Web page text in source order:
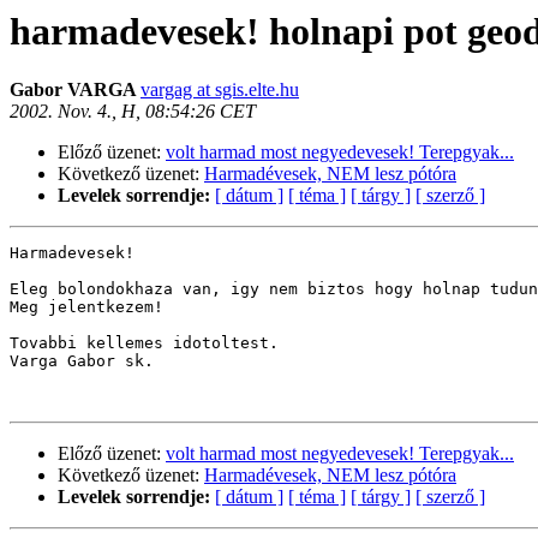
harmadevesek! holnapi pot
Gabor VARGAvargag at sgis.elte.hu
2002. Nov. 4., H, 08:54:26 CET
Előző üzenet: volt harmad most negyedevesek! Terepgyak...
Következő üzenet: Harmadévesek, NEM lesz pótóra
Levelek sorrendje: [ dátum ] [ téma ] [ tárgy ] [ szerző ]
Harmadevesek!
Eleg bolondokhaza van, igy nem biztos hogy holnap
Meg jelentkezem!
Tovabbi kellemes idotoltest.
Varga Gabor sk.
Előző üzenet: volt harmad most negyedevesek! Terepgyak...
Következő üzenet: Harmadévesek, NEM lesz pótóra
Levelek sorrendje: [ dátum ] [ téma ] [ tárgy ] [ szerző ]